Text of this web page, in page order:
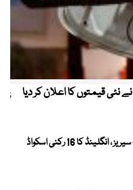
نئی قیمتوں کا اعلان کر دیا
پاکستان کیخلاف ٹیسٹ سیریز ، انگلینڈ کا 16 رکنی اسکواڈ